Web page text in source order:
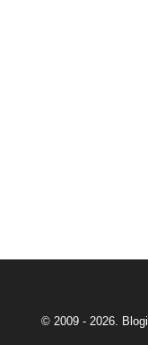
© 2009 - 2026.